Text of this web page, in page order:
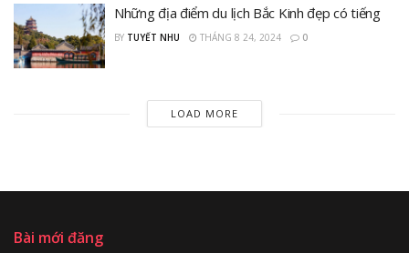
Những địa điểm du lịch Bắc Kinh đẹp có tiếng
BY TUYẾT NHU THÁNG 8 24, 2024 0
LOAD MORE
Bài mới đăng